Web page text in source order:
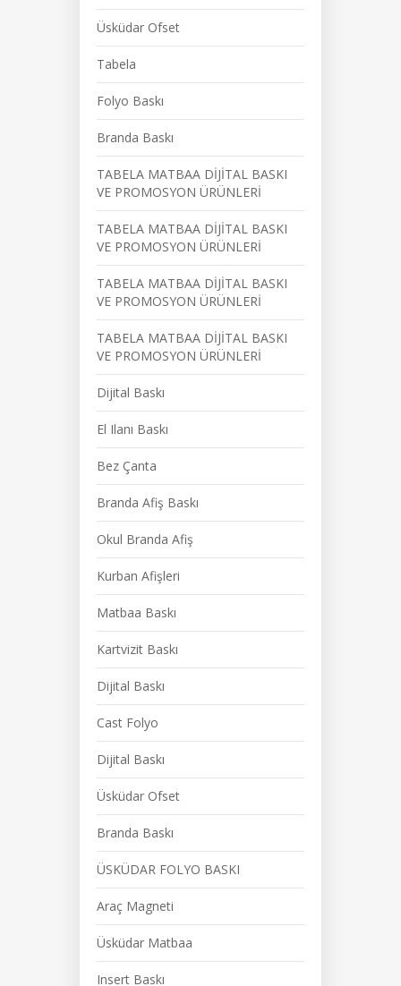
Üsküdar Ofset
Tabela
Folyo Baskı
Branda Baskı
TABELA MATBAA DİJİTAL BASKI
VE PROMOSYON ÜRÜNLERİ
TABELA MATBAA DİJİTAL BASKI
VE PROMOSYON ÜRÜNLERİ
TABELA MATBAA DİJİTAL BASKI
VE PROMOSYON ÜRÜNLERİ
TABELA MATBAA DİJİTAL BASKI
VE PROMOSYON ÜRÜNLERİ
Dijital Baskı
El Ilanı Baskı
Bez Çanta
Branda Afiş Baskı
Okul Branda Afiş
Kurban Afişleri
Matbaa Baskı
Kartvizit Baskı
Dijital Baskı
Cast Folyo
Dijital Baskı
Üsküdar Ofset
Branda Baskı
ÜSKÜDAR FOLYO BASKI
Araç Magneti
Üsküdar Matbaa
Insert Baskı